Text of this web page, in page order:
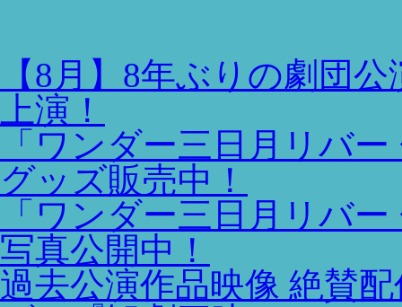
【8月】8年ぶりの劇団
上演！
「ワンダー三日月リバ
グッズ販売中！
「ワンダー三日月リバ
写真公開中！
過去公演作品映像 絶賛